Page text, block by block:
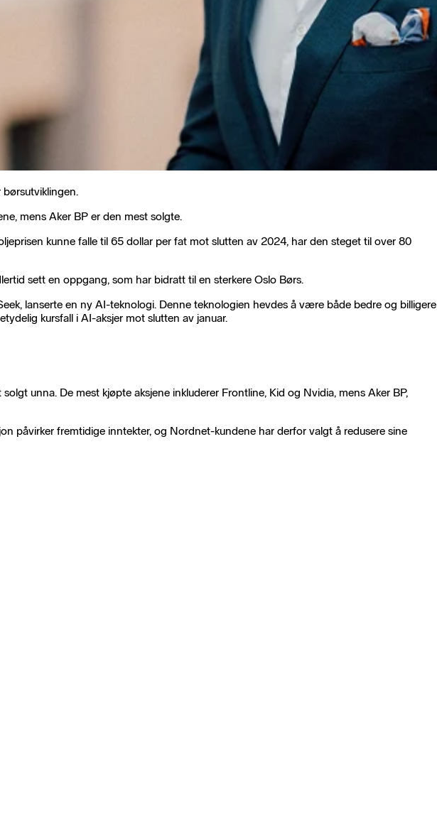
mens Aker BP er den mest solgte.
kunne falle til 65 dollar per fat mot slutten av 2024, har den steget til over 80
sett en oppgang, som har bidratt til en sterkere Oslo Børs.
lanserte en ny AI-teknologi. Denne teknologien hevdes å være både bedre og billigere
kursfall i AI-aksjer mot slutten av januar.
unna. De mest kjøpte aksjene inkluderer Frontline, Kid og Nvidia, mens Aker BP,
påvirker fremtidige inntekter, og Nordnet-kundene har derfor valgt å redusere sine